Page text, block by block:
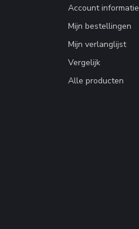
Account informatie
Mijn bestellingen
Mijn verlanglijst
Vergelijk
Alle producten